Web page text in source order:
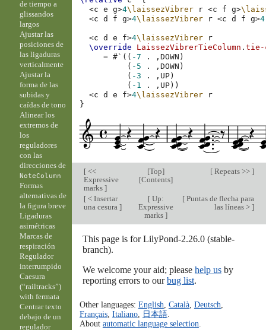
<c e g>4\laissezVibrer r <c f g>
<c d f g>4\laissezVibrer r <c d f g>
<c d e f>4\laissezVibrer
r
\override
LaissezVibrerTieColumn .tie-
= #` (( -7 . ,DOWN )
( -5 . ,DOWN )
( -3 . , UP )
( -1 . , UP ))
<c d e f>4\laissezVibrer
r
}
[<<
Expressive
marks ]
[Top]
[Contents]
[Repeats >> ]
[< Insertar
una cesura ]
[ Up:
Expressive
marks]
[Puntas de flecha para
las líneas > ]
This page is for LilyPond-2.26.0 (stable-
branch).
We welcome your aid; please help usby
reporting errors to ourbug list.
Other languages: English Català, Deutsch
Français, Italiano, 日本語.
About automatic language selection
de tiempo a
glissandos
largos
Ajustar las
posiciones de
las ligaduras
verticalmente
Ajustar la
forma de las
subidas y
caídas de tono
Alinear los
extremos de
los
reguladores
con las
direcciones de
NoteColumn
Formas
alternativas de
la figura breve
Ligaduras
asimétricas
Marcas de
respiración
Regulador
interrumpido
Caesura
(“railtracks”)
with fermata
Centrar texto
debajo de un
regulador